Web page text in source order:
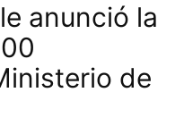
anunció la
de